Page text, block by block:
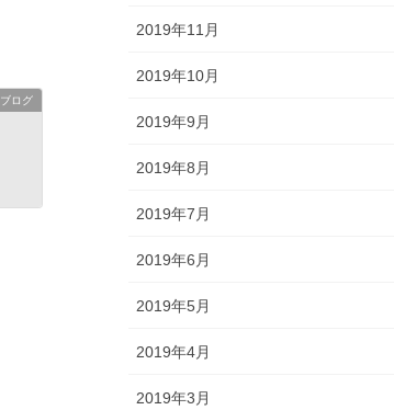
ログ
2019年11月
2019年10月
2019年9月
2019年8月
2019年7月
2019年6月
2019年5月
2019年4月
2019年3月